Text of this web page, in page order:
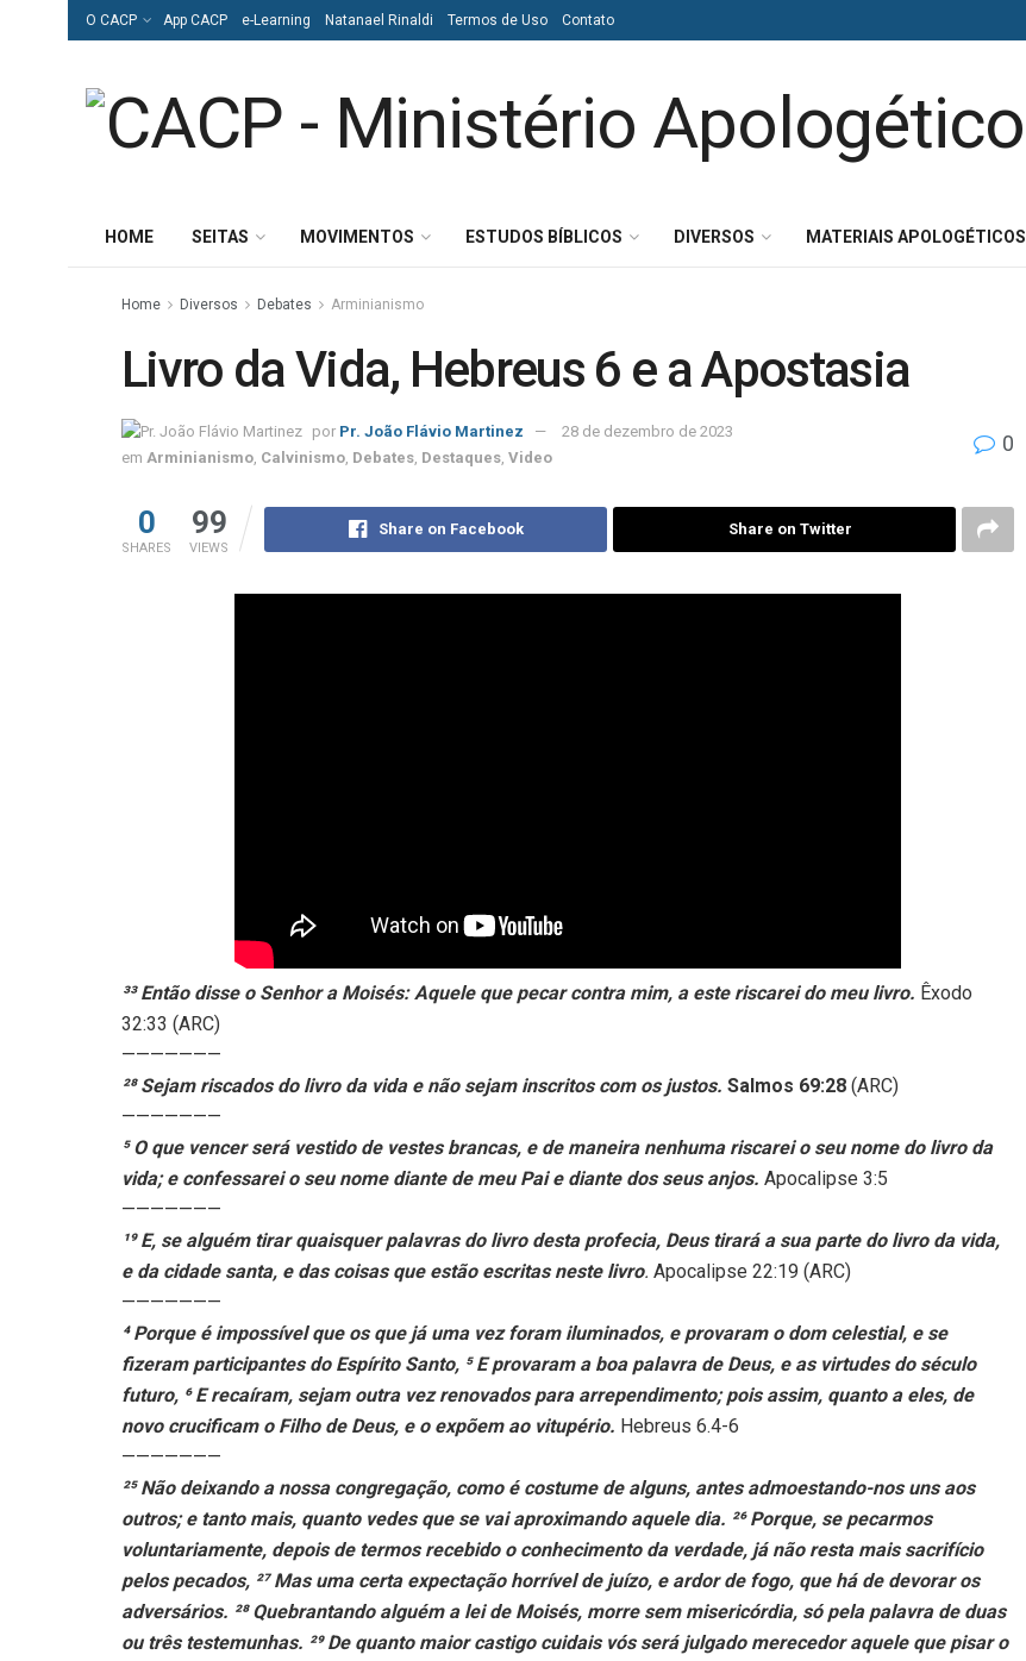
O CACP App CACP e-Learning Natanael Rinaldi Termos de Uso Contato
HOME SEITAS MOVIMENTOS ESTUDOS BÍBLICOS DIVERSOS MATERIAIS APOLOGÉTICOS
Home Diversos Debates Arminianismo
Livro da Vida, Hebreus 6 e a Apostasia
por Pr. João Flávio Martinez
28 de dezembro de 2023
em Arminianismo, Calvinismo, Debates, Destaques, Video
0
0
SHARES
99
VIEWS
Share on Facebook Share on Twitter
³³ Então disse o Senhor a Moisés: Aquele que pecar contra mim, a este riscarei do meu livro. Êxodo
32:33 (ARC)
———————
²⁸ Sejam riscados do livro da vida e não sejam inscritos com os justos. Salmos 69:28 (ARC)
———————
⁵ O que vencer será vestido de vestes brancas, e de maneira nenhuma riscarei o seu nome do livro da
vida; e confessarei o seu nome diante de meu Pai e diante dos seus anjos. Apocalipse 3:5
———————
¹⁹ E, se alguém tirar quaisquer palavras do livro desta profecia, Deus tirará a sua parte do livro da vida,
e da cidade santa, e das coisas que estão escritas neste livro. Apocalipse 22:19 (ARC)
———————
⁴ Porque é impossível que os que já uma vez foram iluminados, e provaram o dom celestial, e se
fizeram participantes do Espírito Santo, ⁵ E provaram a boa palavra de Deus, e as virtudes do século
futuro, ⁶ E recaíram, sejam outra vez renovados para arrependimento; pois assim, quanto a eles, de
novo crucificam o Filho de Deus, e o expõem ao vitupério. Hebreus 6.4-6
———————
²⁵ Não deixando a nossa congregação, como é costume de alguns, antes admoestando-nos uns aos
outros; e tanto mais, quanto vedes que se vai aproximando aquele dia. ²⁶ Porque, se pecarmos
voluntariamente, depois de termos recebido o conhecimento da verdade, já não resta mais sacrifício
pelos pecados, ²⁷ Mas uma certa expectação horrível de juízo, e ardor de fogo, que há de devorar os
adversários. ²⁸ Quebrantando alguém a lei de Moisés, morre sem misericórdia, só pela palavra de duas
ou três testemunhas. ²⁹ De quanto maior castigo cuidais vós será julgado merecedor aquele que pisar o